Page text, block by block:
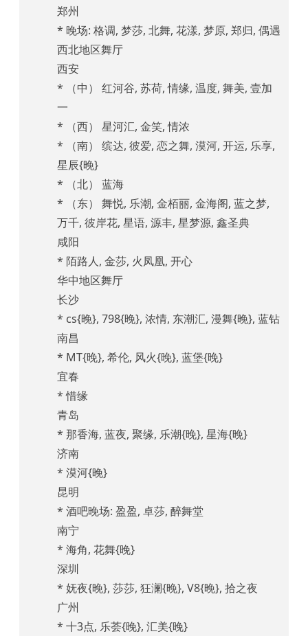
郑州
* 晚场: 格调, 梦莎, 北舞, 花漾, 梦原, 郑归, 偶遇
西北地区舞厅
西安
* （中） 红河谷, 苏荷, 情缘, 温度, 舞美, 壹加
一
* （西） 星河汇, 金笑, 情浓
* （南） 缤达, 彼爱, 恋之舞, 漠河, 开运, 乐享,
星辰{晚}
* （北） 蓝海
* （东） 舞悦, 乐潮, 金栢丽, 金海阁, 蓝之梦,
万千, 彼岸花, 星语, 源丰, 星梦源, 鑫圣典
咸阳
* 陌路人, 金莎, 火凤凰, 开心
华中地区舞厅
长沙
* cs{晚}, 798{晚}, 浓情, 东潮汇, 漫舞{晚}, 蓝钻
南昌
* MT{晚}, 希伦, 风火{晚}, 蓝堡{晚}
宜春
* 惜缘
青岛
* 那香海, 蓝夜, 聚缘, 乐潮{晚}, 星海{晚}
济南
* 漠河{晚}
昆明
* 酒吧晚场: 盈盈, 卓莎, 醉舞堂
南宁
* 海角, 花舞{晚}
深圳
* 妩夜{晚}, 莎莎, 狂澜{晚}, V8{晚}, 拾之夜
广州
* 十3点, 乐荟{晚}, 汇美{晚}